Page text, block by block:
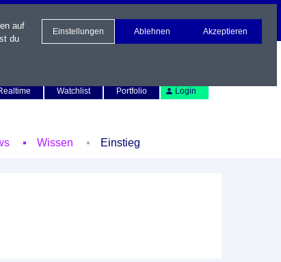
Watchlist Portfolio Login
Wissen Einstieg
auf
du
Einstellungen Ablehnen Akzeptieren